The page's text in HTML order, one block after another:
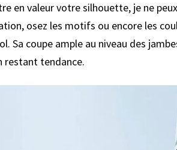
en valeur votre silhouette, je ne
osez les motifs ou encore les
Sa coupe ample au niveau des
restant tendance.